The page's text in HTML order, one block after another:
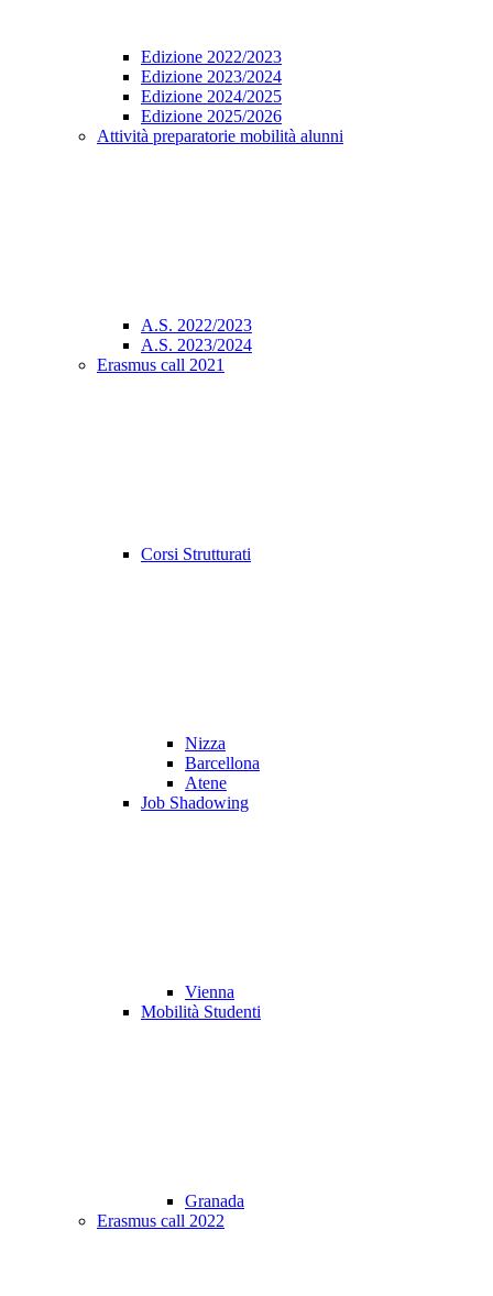
Edizione 2022/2023
Edizione 2023/2024
Edizione 2024/2025
Edizione 2025/2026
Attività preparatorie mobilità alunni
A.S. 2022/2023
A.S. 2023/2024
Erasmus call 2021
Corsi Strutturati
Nizza
Barcellona
Atene
Job Shadowing
Vienna
Mobilità Studenti
Granada
Erasmus call 2022